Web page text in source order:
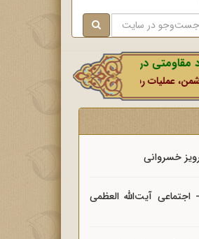
در سایه وحدت ملی و امنیت ملی.
رسانه‌ای او است که در این ایام بطور
خسروانی
آیت‌الله العظمی